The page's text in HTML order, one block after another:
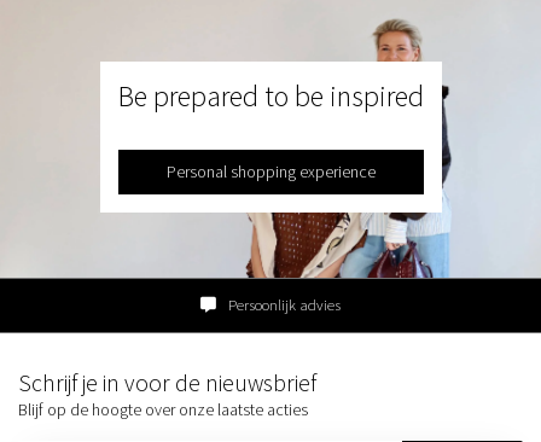
Be prepared to be inspired
Personal shopping experience
Persoonlijk advies
Schrijf je in voor de nieuwsbrief
Blijf op de hoogte over onze laatste acties